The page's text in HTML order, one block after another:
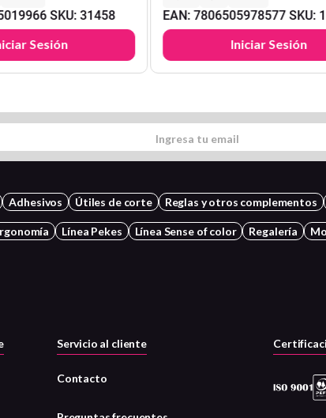
SKU:31458
Sesión
EAN:7806505978577 SKU:
Iniciar Sesión
Adhesivos Útiles de corte Reglas y otros complementos
Línea Pekes Línea Sense of color Regalería
Servicio al cliente
Contacto